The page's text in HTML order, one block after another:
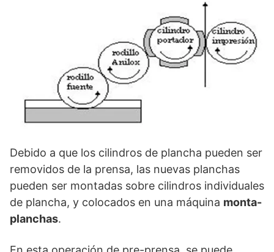
Debido a que los cilindros de plancha pueden ser
removidos de la prensa, las nuevas planchas
pueden ser montadas sobre cilindros individuales
de plancha, y colocados en una máquina monta-
planchas.